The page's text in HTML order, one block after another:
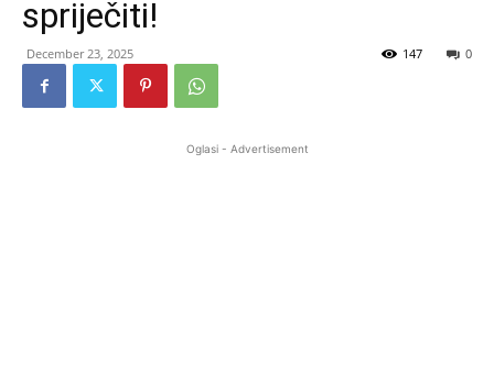
spriječiti!
December 23, 2025 0
147
Oglasi - Advertisement